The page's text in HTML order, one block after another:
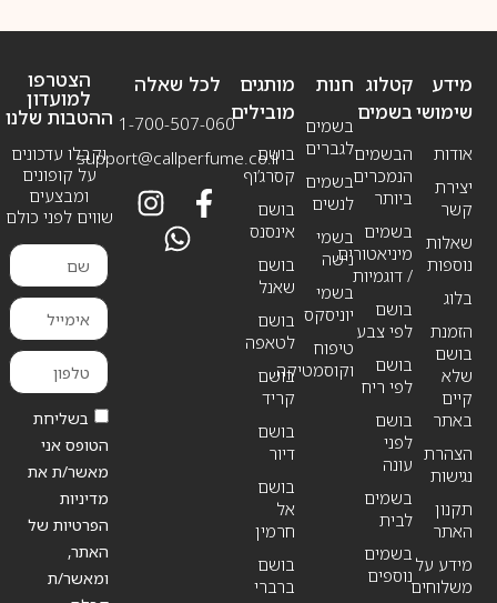
מידע
שימושי
אודות
יצירת
קשר
שאלות
נוספות
בלוג
הזמנת
בושם
שלא
קיים
באתר
הצהרת
נגישות
תקנון
האתר
מידע על
משלוחים
חנות
בשמים
לגברים
בשמים
לנשים
בשמי
נישה
בשמי
יוניסקס
טיפוח
וקוסמטיקה
קטלוג
בשמים
הבשמים
הנמכרים
ביותר
בשמים
מיניאטורים
/ דוגמיות
בושם
לפי צבע
בושם
לפי ריח
בושם
לפני
עונה
בשמים
לבית
בשמים
נוספים
מותגים
מובילים
בושם
קסרג’וף
בושם
אינסנס
בושם
שאנל
בושם
לטאפה
בושם
קריד
בושם
דיור
בושם
אל
חרמין
בושם
ברברי
לכל שאלה
1-700-507-060
support@callperfume.co.il
הצטרפו
למועדון
ההטבות שלנו
וקבלו עדכונים
על קופונים
ומבצעים
שווים לפני כולם
בשליחת
הטופס אני
מאשר/ת את
מדיניות
הפרטיות של
האתר,
ומאשר/ת